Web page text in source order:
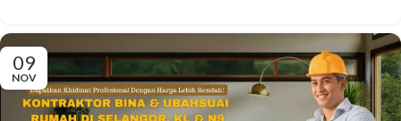
09
NOV